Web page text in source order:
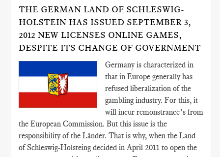
THE GERMAN LAND OF SCHLESWIG-
HOLSTEIN HAS ISSUED SEPTEMBER 3,
2012 NEW LICENSES ONLINE GAMES,
DESPITE ITS CHANGE OF GOVERNMENT
Germany is characterized in
that in Europe generally has
refused liberalization of the
gambling industry. For this, it
will incur remonstrance’s from
the European Commission. But this issue is the
responsibility of the Länder. That is why, when the Land
of Schleswig-Holsteing decided in April 2011 to open the